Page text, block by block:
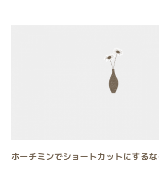
ホーチミンでショートカットにするな